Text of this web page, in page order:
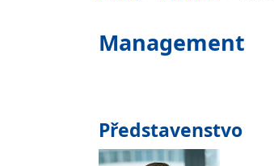
Management
Představenstvo